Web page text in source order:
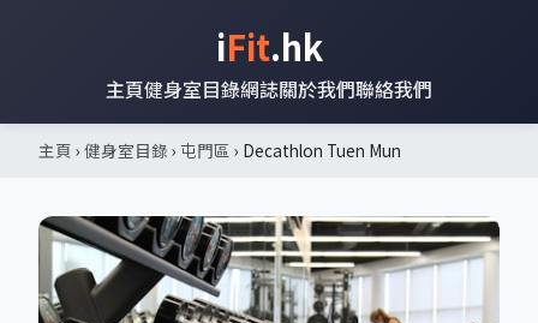
iFit.hk
主頁健身室目錄網誌關於我們聯絡我們
主頁 › 健身室目錄 › 屯門區 › Decathlon Tuen Mun